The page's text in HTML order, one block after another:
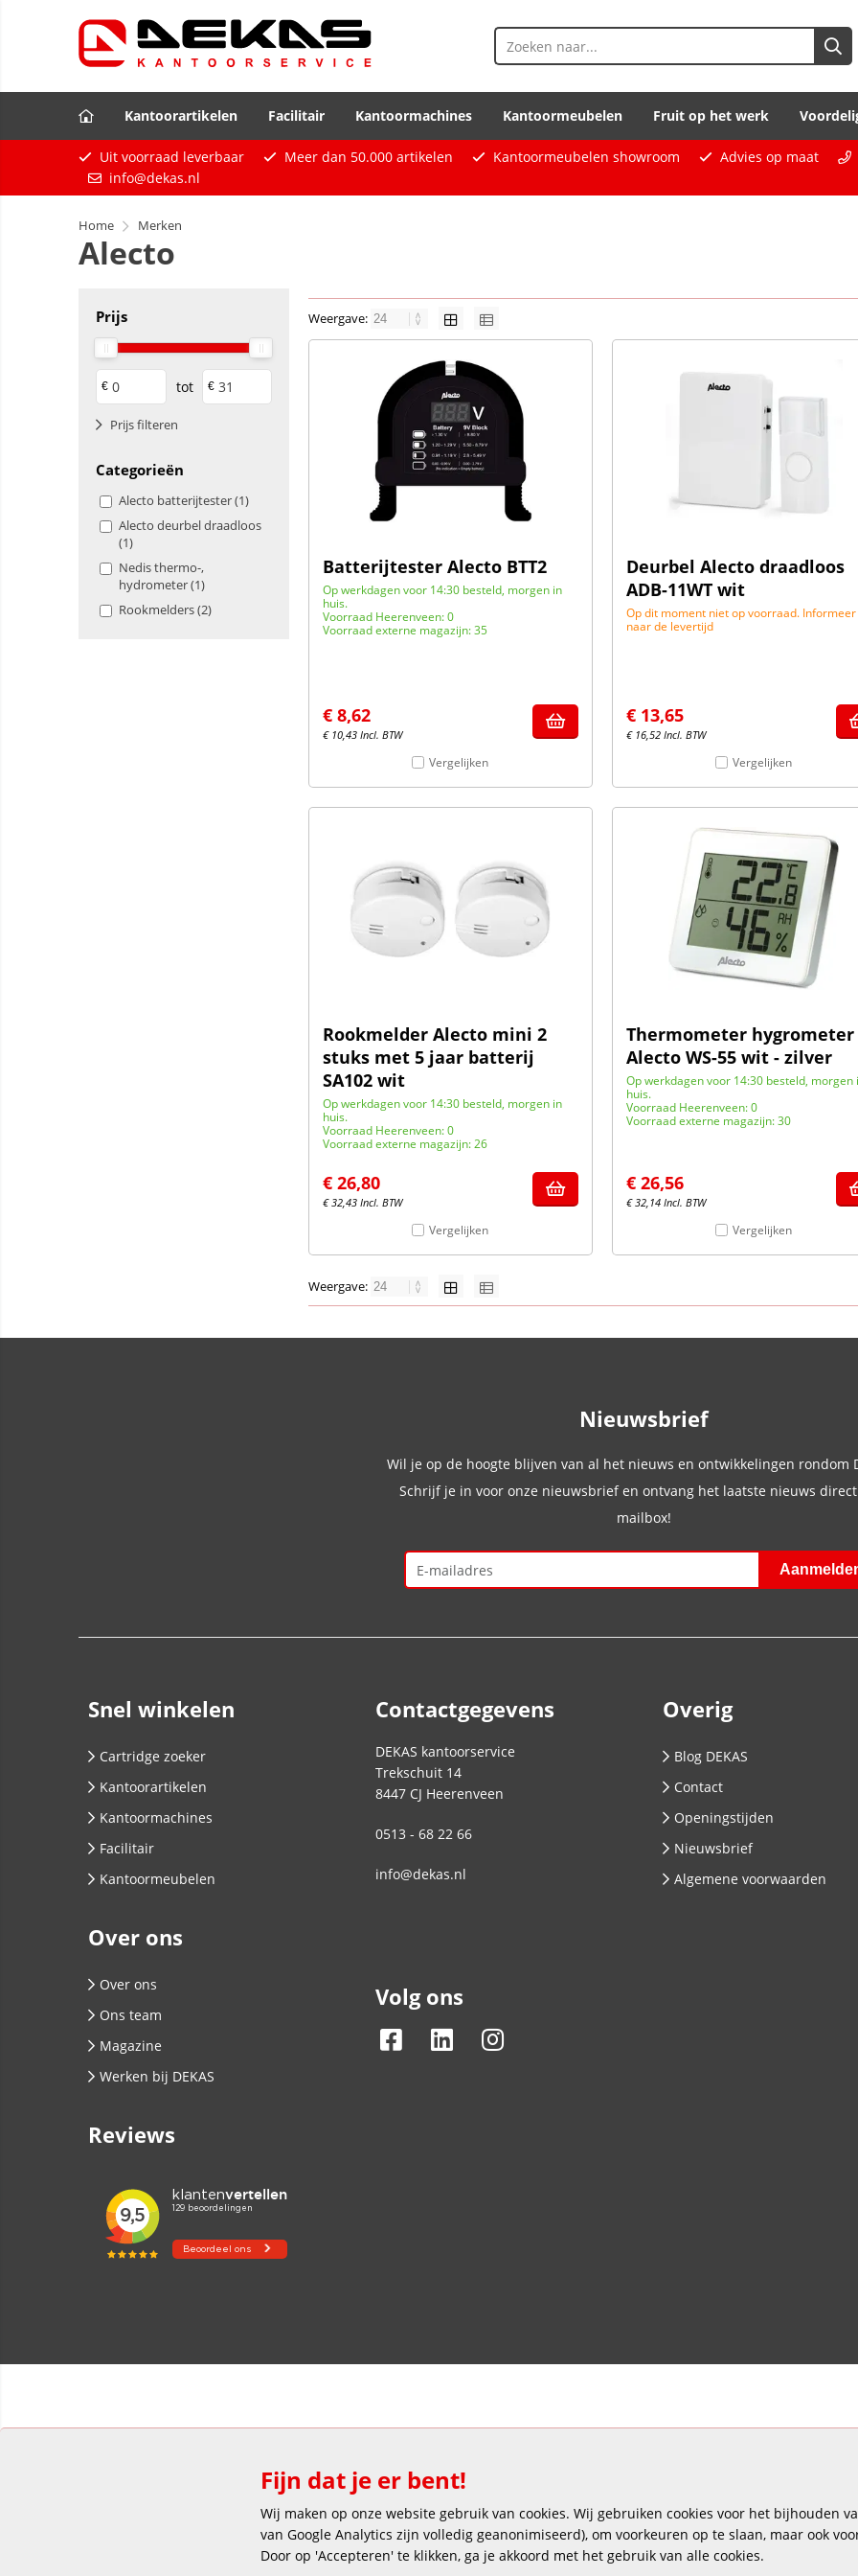
Kantoorartikelen Facilitair Kantoormachines Kantoormeubelen Fruit op het werk
Uit voorraad leverbaar Meer dan 50.000 artikelen Kantoormeubelen showroom Advies op maat
info@dekas.nl
Home Merken
Alecto
Prijs
€ tot €
Prijs filteren
Categorieën
Alecto batterijtester (1)
Alecto deurbel draadloos
(1)
Nedis thermo-,
hydrometer (1)
Rookmelders (2)
Weergave:
Batterijtester Alecto BTT2
Op werkdagen voor 14:30 besteld, morgen in
huis.
Voorraad Heerenveen: 0
Voorraad externe magazijn: 35
€ 8,62
€ 10,43 Incl. BTW
Vergelijken
Deurbel Alecto draadloos
ADB-11WT wit
Op dit moment niet op voorraad. Informeer
naar de levertijd
€ 13,65
€ 16,52 Incl. BTW
Vergelijken
Rookmelder Alecto mini 2
stuks met 5 jaar batterij
SA102 wit
Op werkdagen voor 14:30 besteld, morgen in
huis.
Voorraad Heerenveen: 0
Voorraad externe magazijn: 26
€ 26,80
€32,43 Incl. BTW
Vergelijken
Thermometer hygrometer
Alecto WS-55 wit - zilver
Op werkdagen voor 14:30 besteld, morgen
huis.
Voorraad Heerenveen: 0
Voorraad externe magazijn: 30
€ 26,56
€32,14 Incl. BTW
Vergelijken
Weergave:
Nieuwsbrief
Wil je op de hoogte blijven van al het nieuws en ontwikkelingen rondom
Schrijf je in voor onze nieuwsbrief en ontvang het laatste nieuws
mailbox!
Snel winkelen
Cartridge zoeker
Kantoorartikelen
Kantoormachines
Facilitair
Kantoormeubelen
Over ons
Over ons
Ons team
Magazine
Werken bij DEKAS
Reviews
Contactgegevens
DEKAS kantoorservice
Trekschuit 14
8447 CJ Heerenveen
0513 - 68 22 66
info@dekas.nl
Volg ons
Overig
Blog DEKAS
Contact
Openingstijden
Nieuwsbrief
Algemene voorwaarden
Veilig en gemakkelijk betalen
Copyright © 2025 DEKAS
Fijn dat je er bent!
Wij maken op onze website gebruik van cookies. Wij gebruiken cookies voor het bijhouden
van Google Analytics zijn volledig geanonimiseerd), om voorkeuren op te slaan, maar ook
Door op 'Accepteren' te klikken, ga je akkoord met het gebruik van alle cookies.